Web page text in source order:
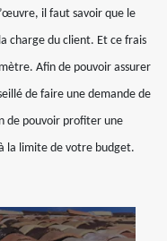
il faut savoir que le
charge du client. Et ce frais
Afin de pouvoir assurer
de faire une demande de
de pouvoir profiter une
la limite de votre budget.